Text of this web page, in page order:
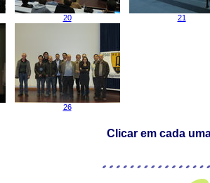
20 21
26
Clicar em cada